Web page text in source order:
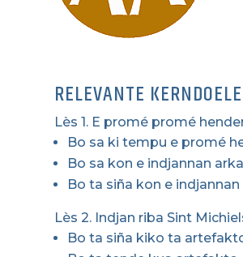
RELEVANTE
Lès 1. E promé promé
Bo sa ki tempu e promé
Bo sa kon e indjannan
Bo ta siña kon e
Lès 2. Indjan riba Sint
Bo ta siña kiko ta